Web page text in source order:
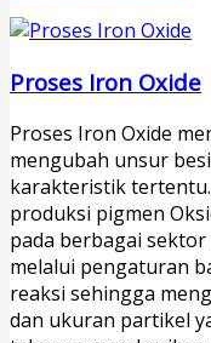
Proses Iron Oxide
Proses Iron Oxide
mengubah unsur
karakteristik
produksi pigmen
pada berbagai
melalui pengaturan
reaksi sehingga
dan ukuran partikel